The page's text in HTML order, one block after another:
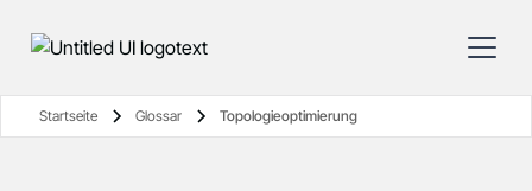
Startseite Glossar Topologieoptimierung